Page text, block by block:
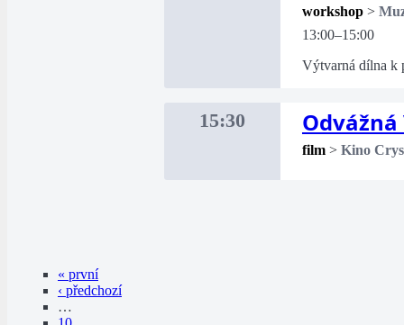
workshop >
13:00–15:00
Výtvarná dílna k
15:30
film > Kino
« první
‹ předchozí
…